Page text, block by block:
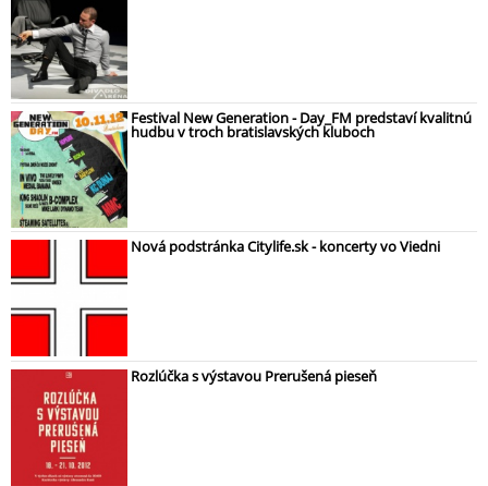
Festival New Generation - Day_FM predstaví kvalitnú
hudbu v troch bratislavských kluboch
Nová podstránka Citylife.sk - koncerty vo Viedni
Rozlúčka s výstavou Prerušená pieseň